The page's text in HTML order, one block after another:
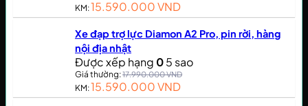
KM:15.590.000VND
Xe đạp trợ lực Diamon A2 Pro, pin rời, hàng
nội địa nhật
Được xếp hạng 05 sao
Giá thường:17.990.000VND
KM:15.590.000VND